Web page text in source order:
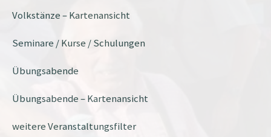
Volkstänze – Kartenansicht
Seminare / Kurse / Schulungen
Übungsabende
Übungsabende – Kartenansicht
weitere Veranstaltungsfilter